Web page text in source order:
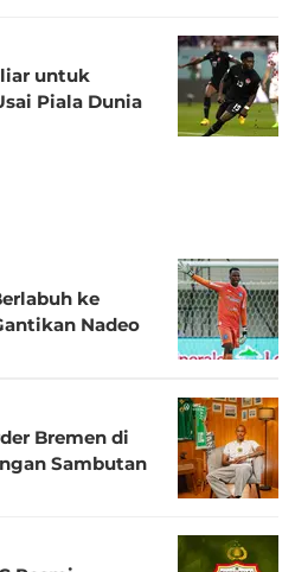
untuk
Piala Dunia
ke
Nadeo
Bremen di
Sambutan